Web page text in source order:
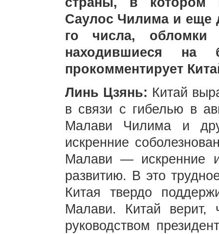
Саулос Чилима и еще
го числа,
находившиеся на
прокомментирует
Линь Цзянь: Китай
в связи с гибелью в
Малави Чилима и
искренние
Малави — искренние
развитию. В это
Китая твердо
Малави. Китай верит,
руководством